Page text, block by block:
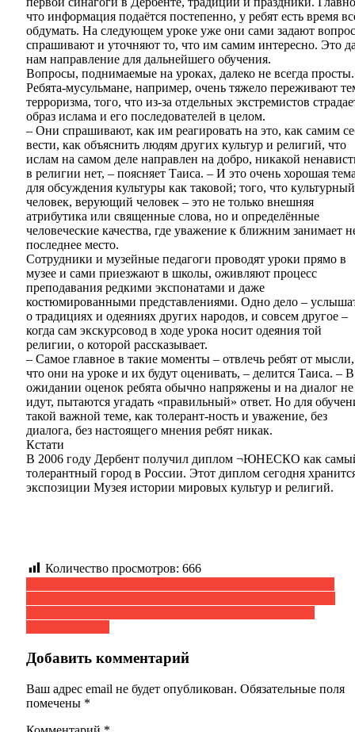
что информация подаётся постепенно, у ребят есть время
обдумать. На следующем уроке уже они сами задают
спрашивают и уточняют то, что им самим интересно. Это
нам направление для дальнейшего обучения.
Вопросы, поднимаемые на уроках, далеко не всегда просты.
Ребята-мусульмане, например, очень тяжело переживают
терроризма, того, что из-за отдельных экстремистов
образ ислама и его последователей в целом.
– Они спрашивают, как им реагировать на это, как самим
вести, как объяснить людям других культур и религий, что
ислам на самом деле направлен на добро, никакой
в религии нет, – поясняет Таиса. – И это очень хорошая
для обсуждения культуры как таковой; того, что культурный
человек, верующий человек – это не только внешняя
атрибутика или священные слова, но и определённые
человеческие качества, где уважение к ближним занимает
последнее место.
Сотрудники и музейные педагоги проводят уроки прямо в
музее и сами приезжают в школы, оживляют процесс
преподавания редкими экспонатами и даже
костюмированными представлениями. Одно дело –
о традициях и одеяниях других народов, и совсем другое –
когда сам экскурсовод в ходе урока носит одеяния той
религии, о которой рассказывает.
– Самое главное в такие моменты – отвлечь ребят от мысли,
что они на уроке и их будут оценивать, – делится Таиса. – В
ожидании оценок ребята обычно напряжены и на диалог не
идут, пытаются угадать «правильный» ответ. Но для
такой важной теме, как толерант-ность и уважение, без
диалога, без настоящего мнения ребят никак.
Кстати
В 2006 году Дербент получил диплом ¬ЮНЕСКО как
толерантный город в России. Этот диплом сегодня
экспозиции Музея истории мировых культур и религий.
Количество просмотров: 666
Навигация
по
записям
Добавить комментарий
Ваш адрес email не будет опубликован. Обязательные поля
помечены *